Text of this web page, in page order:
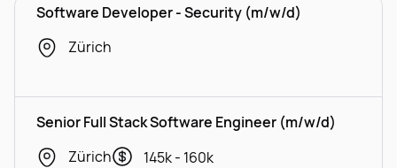
Software Developer - Security (m/w/d)
Zürich
Senior Full Stack Software Engineer (m/w/d)
Zürich
145k - 160k